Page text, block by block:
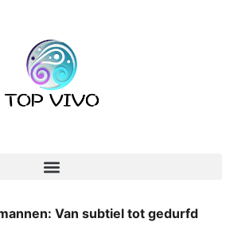
Van subtiel tot gedurfd